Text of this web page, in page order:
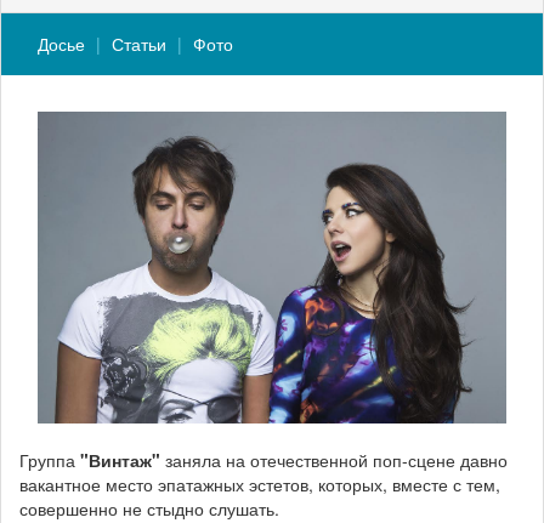
Досье Статьи Фото
Группа "Винтаж" заняла на отечественной поп-сцене давно
вакантное место эпатажных эстетов, которых, вместе с тем,
совершенно не стыдно слушать.